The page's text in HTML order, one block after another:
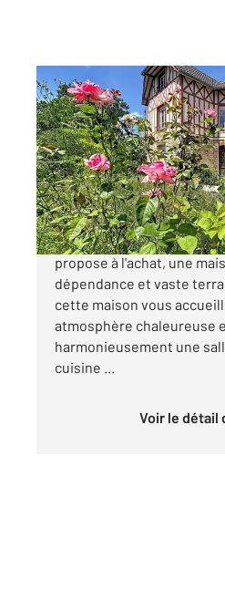
GOUFFERN EN AUGE 61
147 m2, 7 pièces
Ref : 12855
Maison à vendre
199 900 €
Votre agence CENTURY
propose à l'achat, une
dépendance et vaste
cette maison vous
atmosphère chaleureuse
harmonieusement une
cuisine ...
Voir le détail